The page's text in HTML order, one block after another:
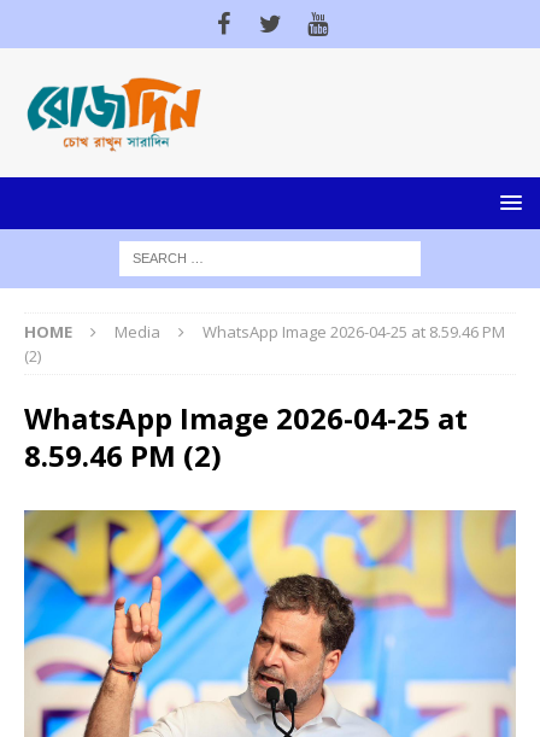
HOME Media
WhatsApp Image 2026-04-25 at 8.59.46 PM
(2)
WhatsApp Image 2026-04-25 at
8.59.46 PM (2)